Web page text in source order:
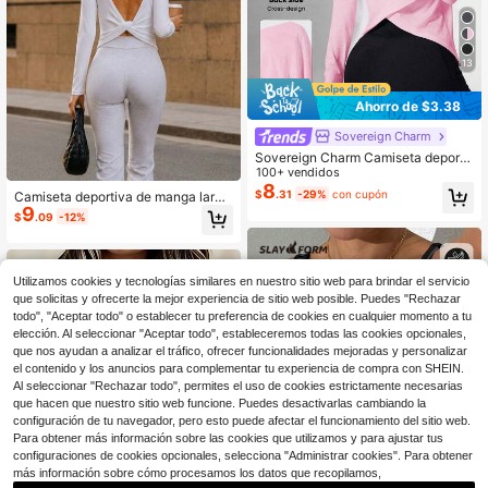
Camiseta deportiva de manga larga
para mujer, top atlético casual de aj
uste ceñido, adecuada para yoga, c
uso al aire libre y diario
$9.09 -12%
13
Ahorro de $3.38
Sovereign Charm
Sovereign Charm Camiseta deporti
va de unicolor con espalda cruzada
y hueca
100+ vendidos
$8.31 -29% con cupón
Utilizamos cookies y tecnologías similares en nuestro sitio web para brindar el servicio
que solicitas y ofrecerte la mejor experiencia de sitio web posible. Puedes "Rechazar
todo", "Aceptar todo" o establecer tu preferencia de cookies en cualquier momento a tu
elección. Al seleccionar "Aceptar todo", estableceremos todas las cookies opcionales,
que nos ayudan a analizar el tráfico, ofrecer funcionalidades mejoradas y personalizar
el contenido y los anuncios para complementar tu experiencia de compra con SHEIN.
Al seleccionar "Rechazar todo", permites el uso de cookies estrictamente necesarias
que hacen que nuestro sitio web funcione. Puedes desactivarlas cambiando la
configuración de tu navegador, pero esto puede afectar el funcionamiento del sitio web.
Para obtener más información sobre las cookies que utilizamos y para ajustar tus
configuraciones de cookies opcionales, selecciona "Administrar cookies". Para obtener
más información sobre cómo procesamos los datos que recopilamos,